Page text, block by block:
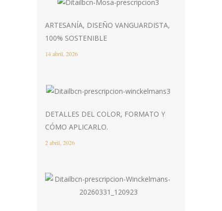
ARTESANÍA, DISEÑO VANGUARDISTA,
100% SOSTENIBLE
14 abril, 2026
DETALLES DEL COLOR, FORMATO Y
CÓMO APLICARLO.
2 abril, 2026